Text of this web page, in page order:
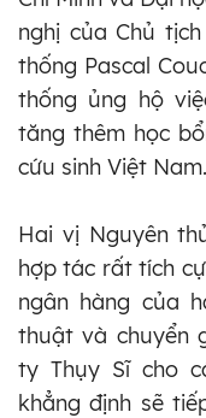
nghị của Chủ
thống Pascal
thống ủng hộ
tăng thêm học
cứu sinh Việt Nam.
Hai vị Nguyên
hợp tác rất tích
ngân hàng của
thuật và chuyển
ty Thụy Sĩ cho
khẳng định sẽ